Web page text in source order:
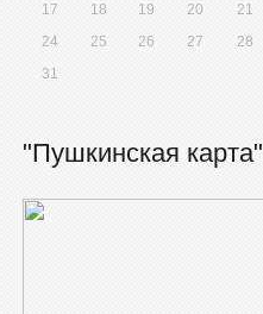
17
18 19 20 21
24
25 26 27 28
31
"Пушкинская карта"